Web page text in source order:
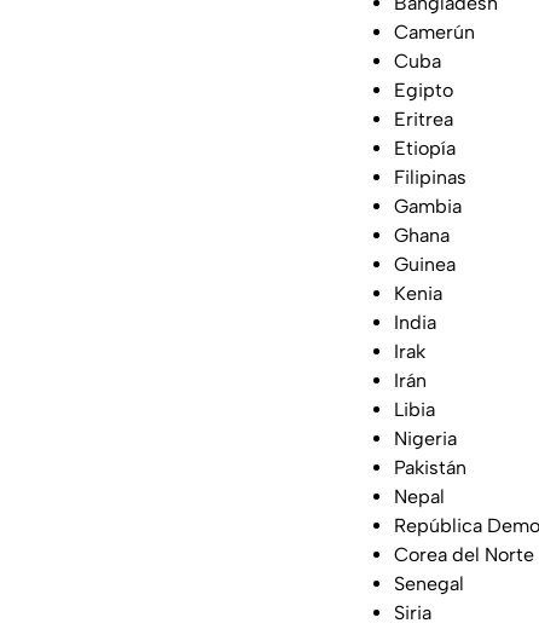
Camerún
Cuba
Egipto
Eritrea
Etiopía
Filipinas
Gambia
Ghana
Guinea
Kenia
India
Irak
Irán
Libia
Nigeria
Pakistán
Nepal
República
Corea del Norte
Senegal
Siria